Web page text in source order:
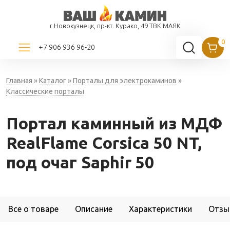
г.Новокузнецк, пр-кт. Курако, 49 ТВК МАЯК
+7 906 936 96-20
Главная »Каталог»Порталы для электрокаминов »
Классические порталы
Портал каминный из МДФ
RealFlame Corsica 50 NT,
под очаг Saphir 50
Все о товаре Описание Характеристики